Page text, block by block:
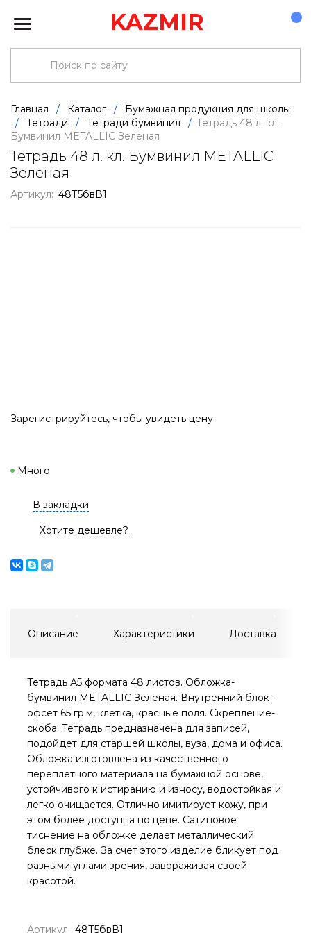
KAZMIR
Главная / Каталог /
Бумажная продукция для школы
/
Тетради / Тетради бумвинил / Тетрадь 48 л. кл.
Бумвинил METALLIC Зеленая
Тетрадь 48 л. кл. Бумвинил METALLIC
Зеленая
Артикул: 48Т5бвВ1
Зарегистрируйтесь, чтобы увидеть цену
Много
В закладки
Хотите дешевле?
Описание Характеристики Доставка
Тетрадь А5 формата 48 листов. Обложка-
бумвинил METALLIC Зеленая. Внутренний блок-
офсет 65 гр.м, клетка, красные поля. Скрепление-
скоба. Тетрадь предназначена для записей,
подойдет для старшей школы, вуза, дома и офиса.
Обложка изготовлена из качественного
переплетного материала на бумажной основе,
устойчивого к истиранию и износу, водостойкая и
легко очищается. Отлично имитирует кожу, при
этом более доступна по цене. Сатиновое
тиснение на обложке делает металлический
блеск глубже. За счет этого изделие бликует под
разными углами зрения, завораживая своей
красотой.
Артикул: 48Т5бвВ1